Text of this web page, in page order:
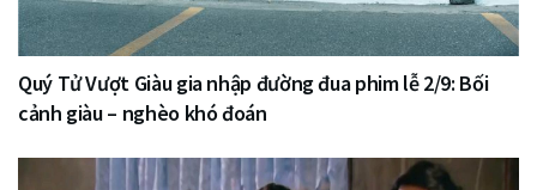
Quý Tử Vượt Giàu gia nhập đường đua phim lễ 2/9: Bối
cảnh giàu – nghèo khó đoán